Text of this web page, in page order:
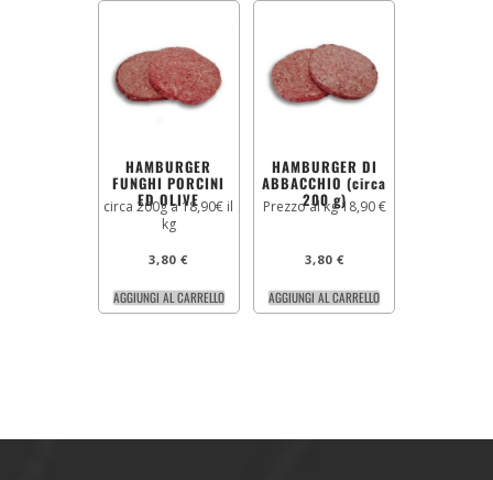
HAMBURGER
FUNGHI PORCINI
ED OLIVE
circa 200g a 18,90€ il
kg
3,80€
AGGIUNGI AL CARRELLO
HAMBURGER DI
ABBACCHIO (circa
200 g)
Prezzo al kg 18,90 €
3,80 €
AGGIUNGI AL CARRELLO